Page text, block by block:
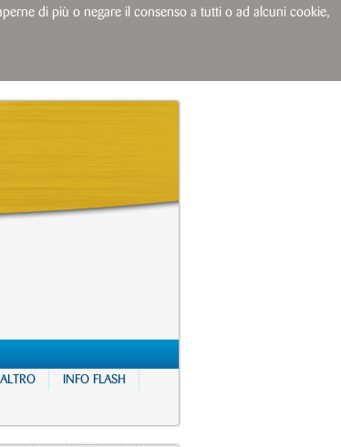
ALTRO INFO FLASH
di più o negare il consenso a tutti o ad alcuni cookie,